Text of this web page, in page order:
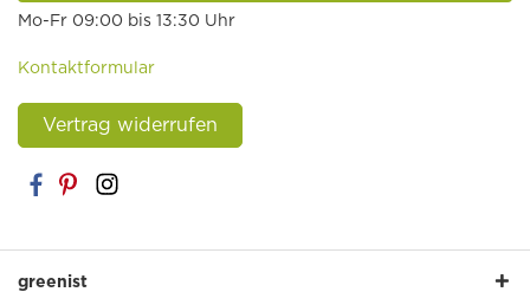
Mo-Fr 09:00 bis 13:30 Uhr
Kontaktformular
Vertrag widerrufen
greenist